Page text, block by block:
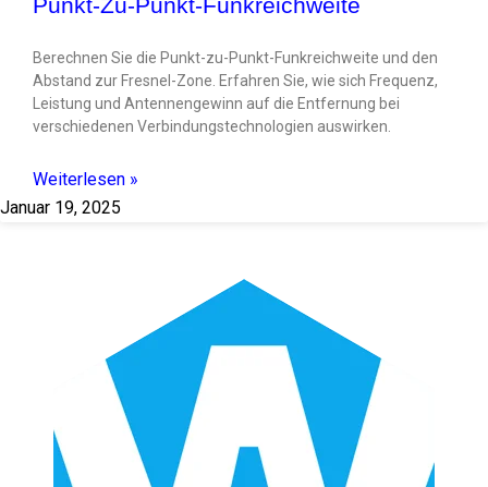
Punkt-Zu-Punkt-Funkreichweite
Berechnen Sie die Punkt-zu-Punkt-Funkreichweite und den
Abstand zur Fresnel-Zone. Erfahren Sie, wie sich Frequenz,
Leistung und Antennengewinn auf die Entfernung bei
verschiedenen Verbindungstechnologien auswirken.
Weiterlesen »
Januar 19, 2025